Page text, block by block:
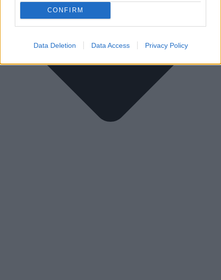
CONFIRM
Data Deletion Data Access Privacy Policy